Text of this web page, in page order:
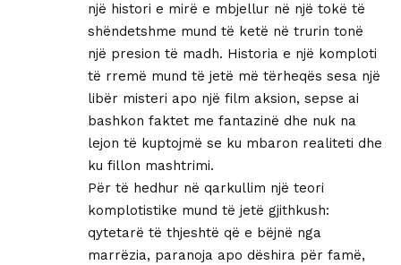
një histori e mirë e mbjellur në një tokë të
shëndetshme mund të ketë në trurin tonë
një presion të madh. Historia e një komploti
të rremë mund të jetë më tërheqës sesa një
libër misteri apo një film aksion, sepse ai
bashkon faktet me fantazinë dhe nuk na
lejon të kuptojmë se ku mbaron realiteti dhe
ku fillon mashtrimi.
Për të hedhur në qarkullim një teori
komplotistike mund të jetë gjithkush:
qytetarë të thjeshtë që e bëjnë nga
marrëzia, paranoja apo dëshira për famë,